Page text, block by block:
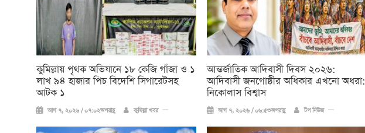
কুমিল্লায় পৃথক অভিযানে ১৮ কেজি গাঁজা ও ১
লাখ ৯৪ হাজার পিচ বিদেশি সিগারেটসহ
আটক ১
আগ ৭, ২০২৬ / ০৭:০২অপরাহ্ণ কুমিল্লা খবর
আন্তর্জাতিক আদিবাসী দিবস ২০২৬:
আদিবাসী জনগোষ্ঠীর অধিকার এখনো অধরা:
নিকোলাস বিশ্বাস
আগ ৭, ২০২৬ / ০৬:৫৩অপরাহ্ণ টপ নিউজ